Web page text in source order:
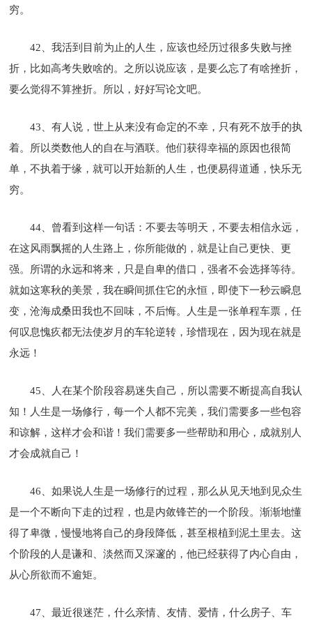
穷。
42、我活到目前为止的人生，应该也经历过很多失败与挫
折，比如高考失败啥的。之所以说应该，是要么忘了有啥挫折，
要么觉得不算挫折。所以，好好写论文吧。
43、有人说，世上从来没有命定的不幸，只有死不放手的执
着。所以类数他人的自在与酒联。他们获得幸福的原因也很简
单，不执着于缘，就可以开始新的人生，也便易得道通，快乐无
穷。
44、曾看到这样一句话：不要去等明天，不要去相信永远，
在这风雨飘摇的人生路上，你所能做的，就是让自己更快、更
强。所谓的永远和将来，只是自卑的借口，强者不会选择等待。
就如这寒秋的美景，我在瞬间抓住它的永恒，即使下一秒云瞬息
变，沧海成桑田我也不回味，不后悔。人生是一张单程车票，任
何叹息愧疚都无法使岁月的车轮逆转，珍惜现在，因为现在就是
永远！
45、人在某个阶段容易迷失自己，所以需要不断提高自我认
知！人生是一场修行，每一个人都不完美，我们需要多一些包容
和谅解，这样才会和谐！我们需要多一些帮助和用心，成就别人
才会成就自己！
46、如果说人生是一场修行的过程，那么从见天地到见众生
是一个不断向下走的过程，也是内敛锋芒的一个阶段。渐渐地懂
得了卑微，慢慢地将自己的身段降低，甚至根植到泥土里去。这
个阶段的人是谦和、淡然而又深邃的，他已经获得了内心自由，
从心所欲而不逾矩。
47、最近很迷茫，什么亲情、友情、爱情，什么房子、车